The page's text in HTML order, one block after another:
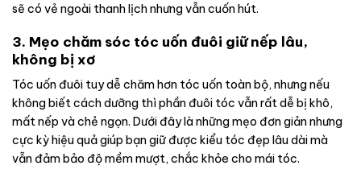
sẽ có vẻ ngoài thanh lịch nhưng vẫn cuốn hút.
3. Mẹo chăm sóc tóc uốn đuôi giữ nếp lâu,
không bị xơ
Tóc uốn đuôi tuy dễ chăm hơn tóc uốn toàn bộ, nhưng nếu
không biết cách dưỡng thì phần đuôi tóc vẫn rất dễ bị khô,
mất nếp và chẻ ngọn. Dưới đây là những mẹo đơn giản nhưng
cực kỳ hiệu quả giúp bạn giữ được kiểu tóc đẹp lâu dài mà
vẫn đảm bảo độ mềm mượt, chắc khỏe cho mái tóc.